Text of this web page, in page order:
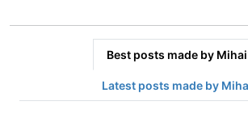
Best posts made by
Latest posts made by